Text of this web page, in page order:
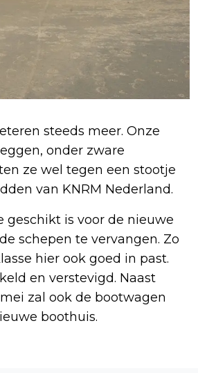
steeds meer. Onze
onder zware
ze wel tegen een stootje
van KNRM Nederland.
is voor de nieuwe
schepen te vervangen. Zo
hier ook goed in past.
en verstevigd. Naast
zal ook de bootwagen
boothuis.